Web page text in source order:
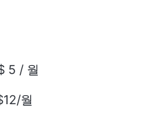
5 / 월
월